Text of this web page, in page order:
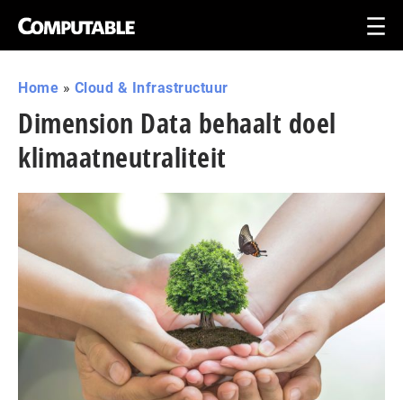
Home » Cloud & Infrastructuur
Dimension Data behaalt doel
klimaatneutraliteit